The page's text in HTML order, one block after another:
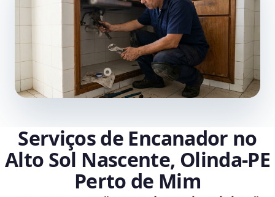
Serviços de Encanador no
Alto Sol Nascente, Olinda‑PE
Perto de Mim